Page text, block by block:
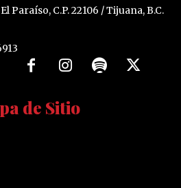
Paraíso, C.P. 22106 / Tijuana, B.C.
de Sitio